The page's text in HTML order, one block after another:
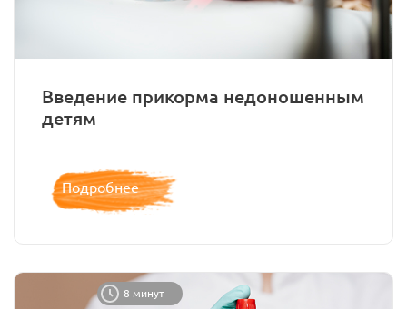
Введение прикорма недоношенным
детям
Подробнее
8 минут